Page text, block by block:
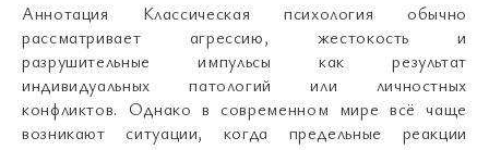
Аннотация Классическая психология обычно
рассматривает агрессию, жестокость и
разрушительные импульсы как результат
индивидуальных патологий или личностных
конфликтов. Однако в современном мире всё чаще
возникают ситуации, когда предельные реакции